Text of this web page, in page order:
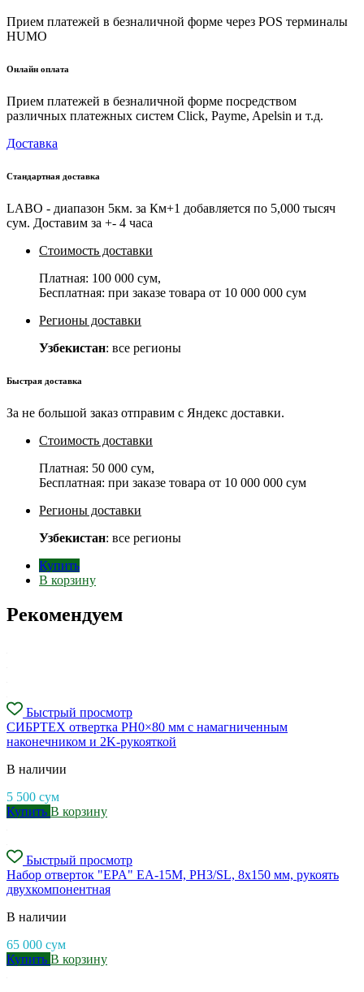
Прием платежей в безналичной форме через POS терминалы
HUMO
Онлайн оплата
Прием платежей в безналичной форме посредством
различных платежных систем Click, Payme, Apelsin и т.д.
Доставка
Стандартная доставка
LABO - диапазон 5км. за Км+1 добавляется по 5,000 тысяч
сум. Доставим за +- 4 часа
Стоимость доставки
Платная: 100 000 сум,
Бесплатная: при заказе товара от 10 000 000 сум
Регионы доставки
Узбекистан: все регионы
Быстрая доставка
За не большой заказ отправим с Яндекс доставки.
Стоимость доставки
Платная: 50 000 сум,
Бесплатная: при заказе товара от 10 000 000 сум
Регионы доставки
Узбекистан: все регионы
Купить
В корзину
Рекомендуем
Быстрый просмотр
СИБРТЕХ отвертка PH0×80 мм с намагниченным
наконечником и 2K-рукояткой
В наличии
5 500 сум
Купить В корзину
Быстрый просмотр
Набор отверток "EPA" EA-15M, PH3/SL, 8х150 мм, рукоять
двухкомпонентная
В наличии
65 000 сум
Купить В корзину